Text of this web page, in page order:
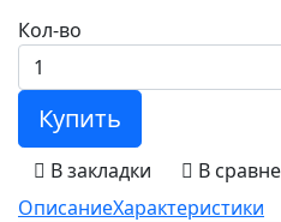
Кол-во
Купить
В закладки
В
ОписаниеХарактеристики